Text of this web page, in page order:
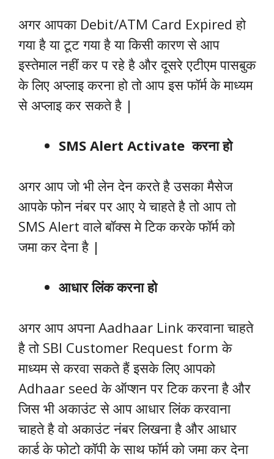
अगर आपका Debit/ATM Card Expired हो
गया है या टूट गया है या किसी कारण से आप
इस्तेमाल नहीं कर प रहे है और दूसरे एटीएम पासबुक
के लिए अप्लाइ करना हो तो आप इस फॉर्म के माध्यम
से अप्लाइ कर सकते है |
SMS Alert Activate करना हो
अगर आप जो भी लेन देन करते है उसका मैसेज
आपके फोन नंबर पर आए ये चाहते है तो आप तो
SMS Alert वाले बॉक्स मे टिक करके फॉर्म को
जमा कर देना है |
आधार लिंक करना हो
अगर आप अपना Aadhaar Link करवाना चाहते
है तो SBI Customer Request form के
माध्यम से करवा सकते हैं इसके लिए आपको
Adhaar seed के ऑप्शन पर टिक करना है और
जिस भी अकाउंट से आप आधार लिंक करवाना
चाहते है वो अकाउंट नंबर लिखना है और आधार
कार्ड के फोटो कॉपी के साथ फॉर्म को जमा कर देना